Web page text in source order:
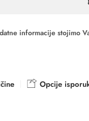
informacije stojimo
Opcije